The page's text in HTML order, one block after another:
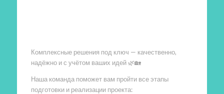
Комплексные решения под ключ — качественно,
надёжно и с учётом ваших идей 🌿🏡
Наша команда поможет вам пройти все этапы
подготовки и реализации проекта: